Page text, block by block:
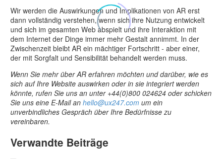
Wir werden die Auswirkungen und Implikationen von AR erst
dann vollständig verstehen, wenn sich ihre Nutzung entwickelt
und sich im gesamten Web abspielt und ihre Interaktion mit
dem Internet der Dinge immer mehr Gestalt annimmt. In der
Zwischenzeit bleibt AR ein mächtiger Fortschritt - aber einer,
der mit Sorgfalt und Sensibilität behandelt werden muss.
Wenn Sie mehr über AR erfahren möchten und darüber, wie es
sich auf Ihre Website auswirken oder in sie integriert werden
könnte, rufen Sie uns an unter +44(0)800 024624 oder schicken
Sie uns eine E-Mail an hello@ux247.com um ein
unverbindliches Gespräch über Ihre Bedürfnisse zu
vereinbaren.
Verwandte Beiträge